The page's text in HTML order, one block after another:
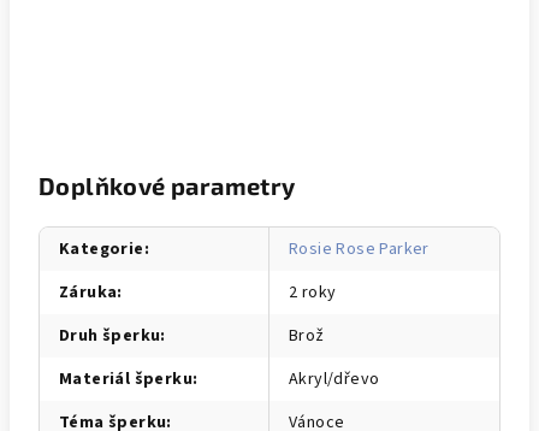
Doplňkové parametry
Kategorie:
Rosie Rose Parker
Záruka:
2 roky
Druh šperku:
Brož
Materiál šperku:
Akryl/dřevo
Téma šperku: Vánoce